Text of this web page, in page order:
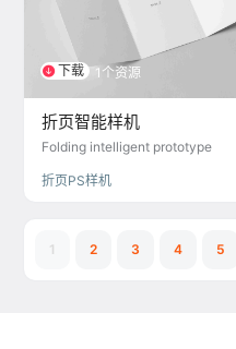
下载 1个资源
折页智能样机
Folding intelligent prototype
折页PS样机
1 2 3 4 5